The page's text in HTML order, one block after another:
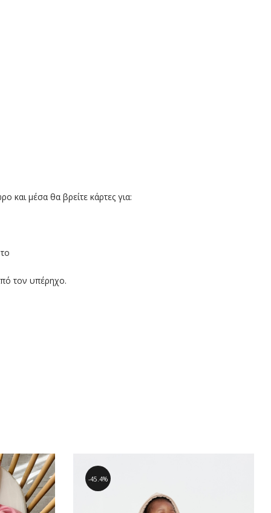
και μέσα θα βρείτε κάρτες για:
τον υπέρηχο.
45.4%